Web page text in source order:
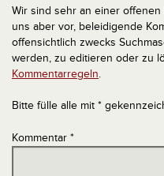
Wir sind sehr an einer
uns aber vor, beleidigende
offensichtlich zwecks
werden, zu editieren oder zu
Kommentarregeln.
Bitte fülle alle mit *
Kommentar *